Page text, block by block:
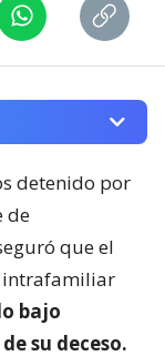
detenido por
de
que el
intrafamiliar
bajo
su deceso.